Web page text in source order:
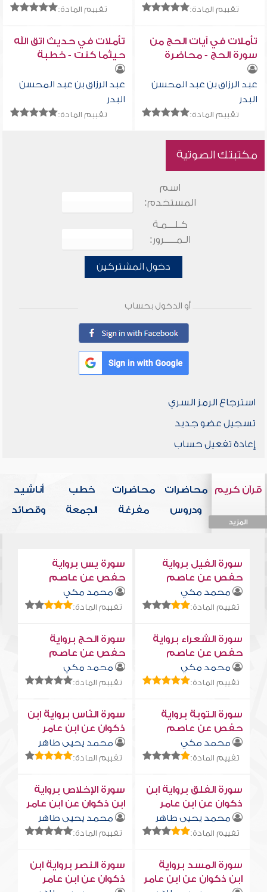
تقييم المادة: تقييم المادة:
تأملات في آيات الحج من
سورة الحج - محاضرة
عبد الرزاق بن عبد المحسن
البدر
تقييم المادة:
تأملات في حديث اتق الله
حيثما كنت - خطبة
عبد الرزاق بن عبد المحسن
البدر
تقييم المادة:
مكتبتك الصوتية
اسم
المستخدم:
كـلـــمـة
الـمـــــرور:
دخول المشتركين
أو الدخول بحساب
استرجاع الرمز السري
تسجيل عضو جديد
إعادة تفعيل حساب
قرآن كريم
المزيد
محاضرات
ودروس
محاضرات
مفرغة
خطب
الجمعة
أناشيد
وقصائد
سورة الفيل برواية
حفص عن عاصم
محمد مكي
تقييم المادة:
سورة يس برواية
حفص عن عاصم
محمد مكي
تقييم المادة:
سورة الشعراء برواية
حفص عن عاصم
محمد مكي
تقييم المادة:
سورة الحج برواية
حفص عن عاصم
محمد مكي
تقييم المادة:
سورة التوبة برواية
حفص عن عاصم
محمد مكي
تقييم المادة:
سورة النّاس برواية ابن
ذكوان عن ابن عامر
محمد يحيى طاهر
تقييم المادة:
سورة الفلق برواية ابن
ذكوان عن ابن عامر
محمد يحيى طاهر
تقييم المادة:
سورة الإخلاص برواية
ابن ذكوان عن ابن عامر
محمد يحيى طاهر
تقييم المادة:
سورة المسد برواية
ابن ذكوان عن ابن عامر
سورة النصر برواية ابن
ذكوان عن ابن عامر